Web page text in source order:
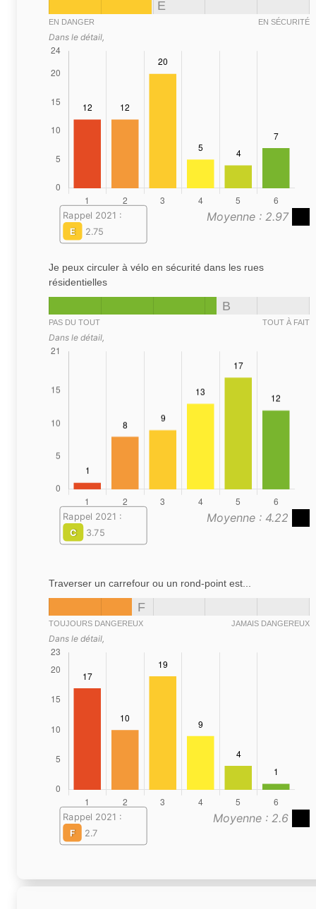
E
EN DANGER EN SÉCURITÉ
Dans le détail,
Moyenne : 2.97
Rappel 2021 :
E
2.75
Je peux circuler à vélo en sécurité dans les rues
résidentielles
B
PAS DU TOUT TOUT À FAIT
Dans le détail,
Moyenne : 4.22
Rappel 2021 :
C
3.75
Traverser un carrefour ou un rond-point est...
F
TOUJOURS DANGEREUX JAMAIS DANGEREUX
Dans le détail,
Moyenne : 2.6
Rappel 2021 :
F
2.7